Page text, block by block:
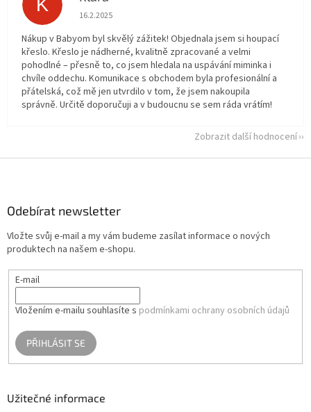
K Hodnocení obchodu je 5 z 5 hvězdiček.
16.2.2025
Nákup v Babyom byl skvělý zážitek! Objednala jsem si houpací
křeslo. Křeslo je nádherné, kvalitně zpracované a velmi
pohodlné – přesně to, co jsem hledala na uspávání miminka i
chvíle oddechu. Komunikace s obchodem byla profesionální a
přátelská, což mě jen utvrdilo v tom, že jsem nakoupila
správně. Určitě doporučuji a v budoucnu se sem ráda vrátím!
Zobrazit další hodnocení
Odebírat newsletter
Vložte svůj e-mail a my vám budeme zasílat informace o nových
produktech na našem e-shopu.
E-mail
Vložením e-mailu souhlasíte s podmínkami ochrany osobních údajů
PŘIHLÁSIT SE
Užitečné informace